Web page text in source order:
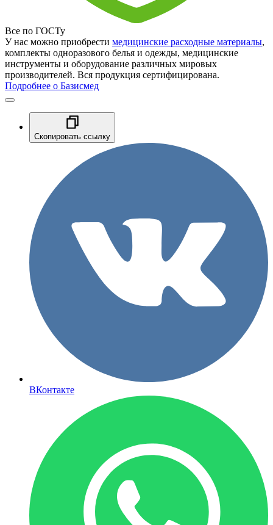
Все по ГОСТу
У нас можно приобрести медицинские расходные материалы,
комплекты одноразового белья и одежды, медицинские
инструменты и оборудование различных мировых
производителей. Вся продукция сертифицирована.
Подробнее о Базисмед
Скопировать ссылку
ВКонтакте